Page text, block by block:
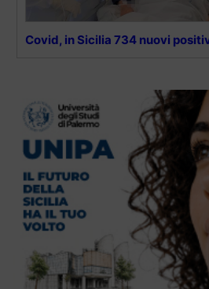
Covid, in Sicilia 734 nuovi